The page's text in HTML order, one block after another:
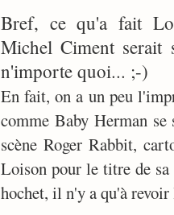
Bref, ce qu'a fait
Michel Ciment serait
n'importe quoi... ;-)
En fait, on a un peu
comme Baby Herman
scène Roger Rabbit,
Loison pour le titre de
hochet, il n'y a qu'à